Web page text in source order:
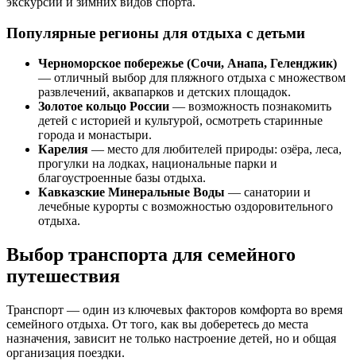
Популярные регионы для отдыха с детьми
Черноморское побережье (Сочи, Анапа, Геленджик)
— отличный выбор для пляжного отдыха с множеством
развлечений, аквапарков и детских площадок.
Золотое кольцо России — возможность познакомить
детей с историей и культурой, осмотреть старинные
города и монастыри.
Карелия — место для любителей природы: озёра, леса,
прогулки на лодках, национальные парки и
благоустроенные базы отдыха.
Кавказские Минеральные Воды — санатории и
лечебные курорты с возможностью оздоровительного
отдыха.
Выбор транспорта для семейного
путешествия
Транспорт — один из ключевых факторов комфорта во время
семейного отдыха. От того, как вы доберетесь до места
назначения, зависит не только настроение детей, но и общая
организация поездки.